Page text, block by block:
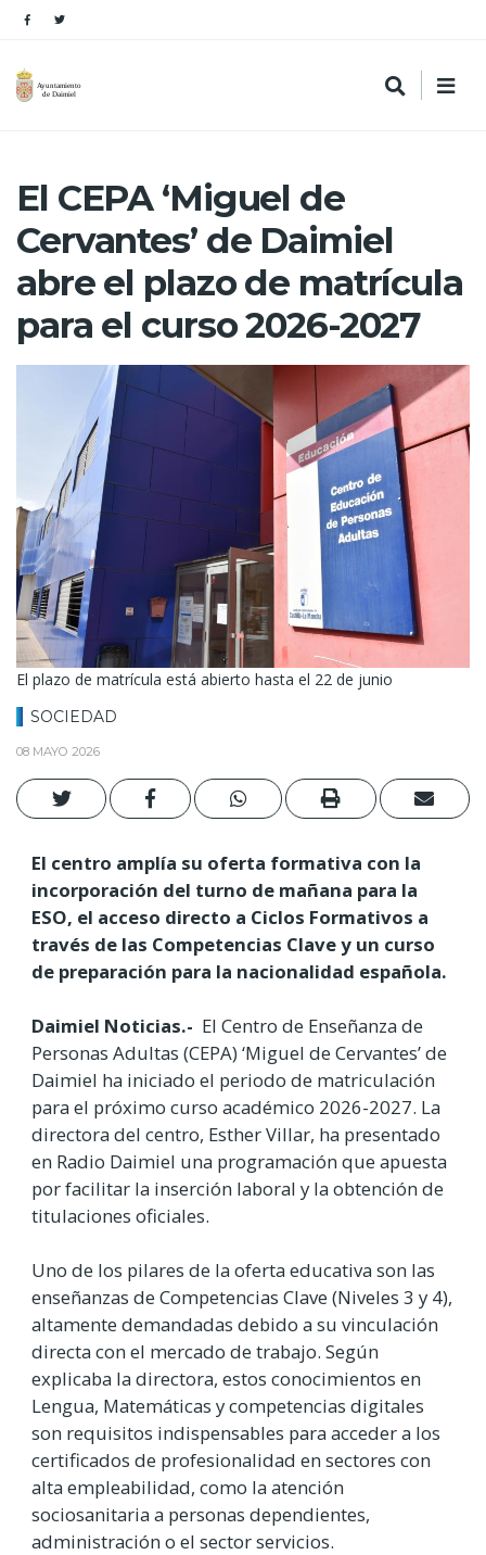
El CEPA ‘Miguel de
Cervantes’ de Daimiel
abre el plazo de matrícula
para el curso 2026-2027
El plazo de matrícula está abierto hasta el 22 de junio
SOCIEDAD
08 MAYO 2026
El centro amplía su oferta formativa con la
incorporación del turno de mañana para la
ESO, el acceso directo a Ciclos Formativos a
través de las Competencias Clave y un curso
de preparación para la nacionalidad española.
Daimiel Noticias.- El Centro de Enseñanza de
Personas Adultas (CEPA) ‘Miguel de Cervantes’ de
Daimiel ha iniciado el periodo de matriculación
para el próximo curso académico 2026-2027. La
directora del centro, Esther Villar, ha presentado
en Radio Daimiel una programación que apuesta
por facilitar la inserción laboral y la obtención de
titulaciones oficiales.
Uno de los pilares de la oferta educativa son las
enseñanzas de Competencias Clave (Niveles 3 y 4),
altamente demandadas debido a su vinculación
directa con el mercado de trabajo. Según
explicaba la directora, estos conocimientos en
Lengua, Matemáticas y competencias digitales
son requisitos indispensables para acceder a los
certificados de profesionalidad en sectores con
alta empleabilidad, como la atención
sociosanitaria a personas dependientes,
administración o el sector servicios.